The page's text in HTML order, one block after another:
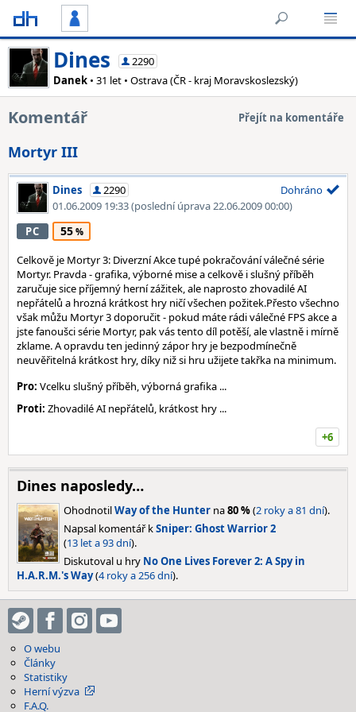
Dines
2290
Danek • 31 let • Ostrava (ČR - kraj Moravskoslezský)
Komentář Přejít na komentáře
Mortyr III
Dines
2290
01.06.2009 19:33(poslední úprava 22.06.2009 00:00)
Dohráno
PC 55
Celkově je Mortyr 3: Diverzní Akce tupé pokračování válečné série
Mortyr. Pravda - grafika, výborné mise a celkově i slušný příběh
zaručuje sice příjemný herní zážitek, ale naprosto zhovadilé AI
nepřátelů a hrozná krátkost hry ničí všechen požitek.Přesto všechno
však můžu Mortyr 3 doporučit - pokud máte rádi válečné FPS akce a
jste fanoušci série Mortyr, pak vás tento díl potěší, ale vlastně i mírně
zklame. A opravdu ten jedinný zápor hry je bezpodmínečně
neuvěřitelná krátkost hry, díky niž si hru užijete takřka na minimum.
Pro: Vcelku slušný příběh, výborná grafika ...
Proti: Zhovadilé AI nepřátelů, krátkost hry ...
+6
Dines naposledy…
OhodnotilWay of the Hunter na80 %(2 roky a 81 dní).
Napsal komentář kSniper: Ghost Warrior 2
(13 let a 93 dní).
Diskutoval u hry No One Lives Forever 2: A Spy in
H.A.R.M.'s Way(4 roky a 256 dní).
O webu
Články
Statistiky
Herní výzva
F.A.Q.